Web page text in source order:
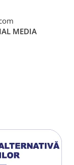
MEDIA